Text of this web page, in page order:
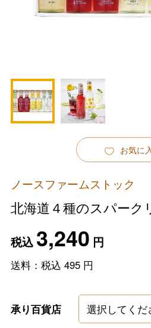
お気に
ノースファームストック
北海道４種のスパーク
税込3,240 円
送料：税込 495円
承り百貨店